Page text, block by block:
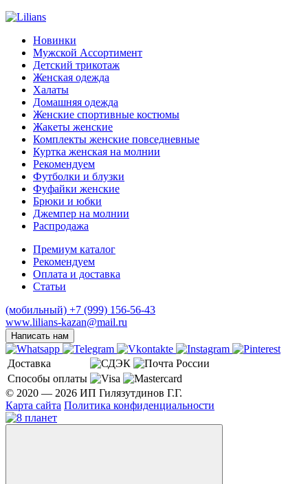
Новинки
Мужской Ассортимент
Детcкий трикотаж
Женская одежда
Халаты
Домашняя одежда
Женские спортивные костюмы
Жакеты женские
Комплекты женские повседневные
Куртка женская на молнии
Рекомендуем
Футболки и блузки
Фуфайки женские
Брюки и юбки
Джемпер на молнии
Распродажа
Премиум каталог
Рекомендуем
Оплата и доставка
Статьи
(мобильный) +7 (999) 156-56-43
www.lilians-kazan@mail.ru
Написать нам
Доставка
Способы оплаты
© 2020 — 2026 ИП Гилязутдинов Г.Г.
Карта сайта Политика конфиденциальности